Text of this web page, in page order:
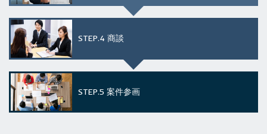
STEP.4 商談
STEP.5 案件参画